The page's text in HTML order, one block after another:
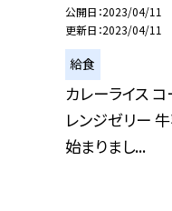
公開日 2023/04/11
更新日 2023/04/11
給食
カレーライス
レンジゼリー
始まりまし...